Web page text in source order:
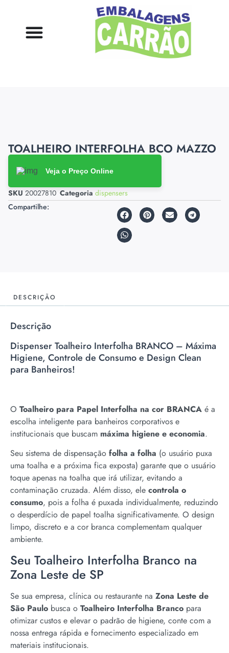
TOALHEIRO INTERFOLHA BCO MAZZO
Veja o Preço Online
SKU 20027810 Categoria dispensers
Compartilhe:
DESCRIÇÃO
Descrição
Dispenser Toalheiro Interfolha BRANCO – Máxima
Higiene, Controle de Consumo e Design Clean
para Banheiros!
O Toalheiro para Papel Interfolha na cor BRANCA é a
escolha inteligente para banheiros corporativos e
institucionais que buscam máxima higiene e economia.
Seu sistema de dispensação folha a folha (o usuário puxa
uma toalha e a próxima fica exposta) garante que o usuário
toque apenas na toalha que irá utilizar, evitando a
contaminação cruzada. Além disso, ele controla o
consumo, pois a folha é puxada individualmente, reduzindo
o desperdício de papel toalha significativamente. O design
limpo, discreto e a cor branca complementam qualquer
ambiente.
Seu Toalheiro Interfolha Branco na
Zona Leste de SP
Se sua empresa, clínica ou restaurante na Zona Leste de
São Paulo busca o Toalheiro Interfolha Branco para
otimizar custos e elevar o padrão de higiene, conte com a
nossa entrega rápida e fornecimento especializado em
materiais institucionais.